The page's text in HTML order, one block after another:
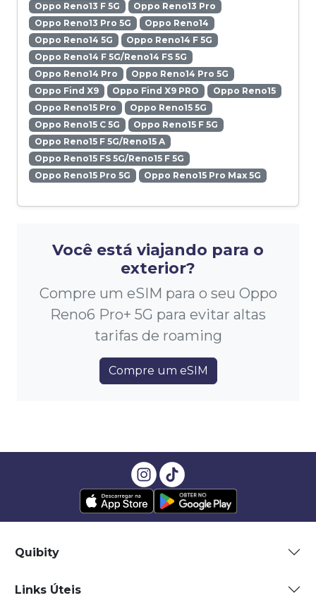
Oppo Reno13 F 5G
Oppo Reno13 Pro
Oppo Reno13 Pro 5G
Oppo Reno14
Oppo Reno14 5G
Oppo Reno14 F 5G
Oppo Reno14 F 5G/Reno14 FS 5G
Oppo Reno14 Pro
Oppo Reno14 Pro 5G
Oppo Find X9
Oppo Find X9 PRO
Oppo Reno15
Oppo Reno15 Pro
Oppo Reno15 5G
Oppo Reno15 C 5G
Oppo Reno15 F 5G
Oppo Reno15 F 5G/Reno15 A
Oppo Reno15 FS 5G/Reno15 F 5G
Oppo Reno15 Pro 5G
Oppo Reno15 Pro Max 5G
Você está viajando para o
exterior?
Compre um eSIM para o seu Oppo
Reno6 Pro+ 5G para evitar altas
tarifas de roaming
Compre um eSIM
Quibity
Links Úteis